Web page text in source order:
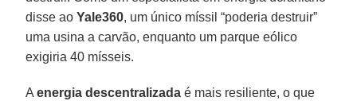
disse aoYale360, um único míssil “poderia destruir”
uma usina a carvão, enquanto um parque eólico
exigiria 40 mísseis.
Aenergia descentralizada é mais resiliente, o que